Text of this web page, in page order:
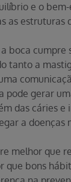
e o
as estruturas
boca cumpre
tanto a
pode gerar
das cáries e
a doenças
melhor que
que bons